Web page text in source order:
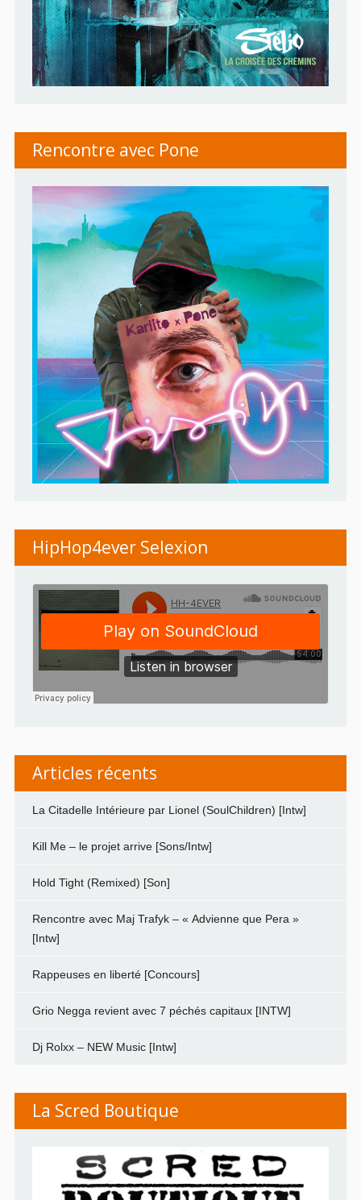
Rencontre avec Pone
HipHop4ever Selexion
Articles récents
La Citadelle Intérieure par Lionel (SoulChildren) [Intw]
Kill Me – le projet arrive [Sons/Intw]
Hold Tight (Remixed) [Son]
Rencontre avec Maj Trafyk – « Advienne que Pera »
[Intw]
Rappeuses en liberté [Concours]
Grio Negga revient avec 7 péchés capitaux [INTW]
Dj Rolxx – NEW Music [Intw]
La Scred Boutique